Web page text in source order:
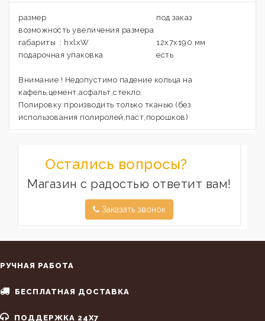
размер
под заказ
возможность увеличения размера
габариты : hxlxW
12х7х190 мм
подарочная упаковка
есть
Внимание ! Недопустимо падение кольца на
кафель,цемент,асфальт,стекло.
Полировку производить только тканью (без
использования полиролей,паст,порошков)
Остались вопросы?
Магазин с радостью ответит вам!
Заказать звонок
РУЧНАЯ РАБОТА
БЕСПЛАТНАЯ ДОСТАВКА
ПОДДЕРЖКА 24X7